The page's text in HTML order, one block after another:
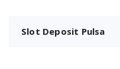
Slot Deposit Pulsa